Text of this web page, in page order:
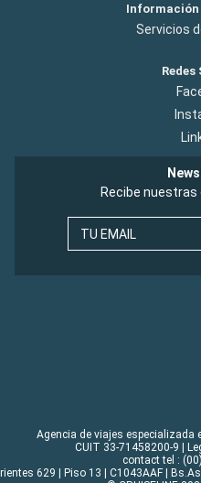
Servicios
Redes
Recibe
TU EMAIL
Agencia de viajes especializada
CUIT 33-71458200-9 |
contact tel :
629 | Piso 13 | C1043AAF |